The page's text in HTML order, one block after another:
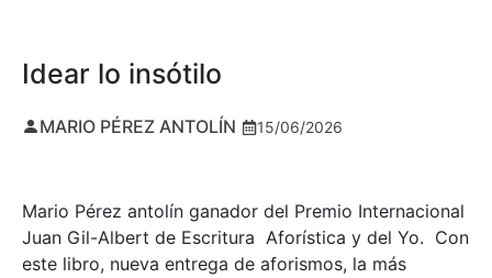
Idear lo insótilo
MARIO PÉREZ ANTOLÍN 15/06/2026
Mario Pérez antolín ganador del Premio Internacional
Juan Gil-Albert de Escritura Aforística y del Yo. Con
este libro, nueva entrega de aforismos, la más